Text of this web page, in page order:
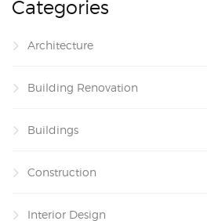
Categories
Architecture
Building Renovation
Buildings
Construction
Interior Design